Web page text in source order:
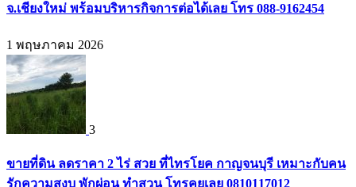
จ.เชียงใหม่ พร้อมบริหารกิจการต่อได้เลย โทร 088-9162454
1 พฤษภาคม 2026
3
ขายที่ดิน ลดราคา 2 ไร่ สวย ที่ไทรโยค กาญจนบุรี เหมาะกับคน
รักความสงบ พักผ่อน ทำสวน โทรคุยเลย 0810117012